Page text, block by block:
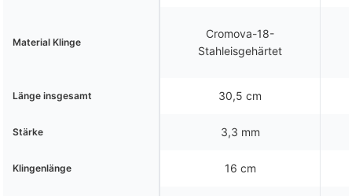
Material Klinge
Cromova-18-
Stahleisgehärtet
Länge insgesamt 30,5 cm
Stärke 3,3 mm
Klingenlänge 16 cm